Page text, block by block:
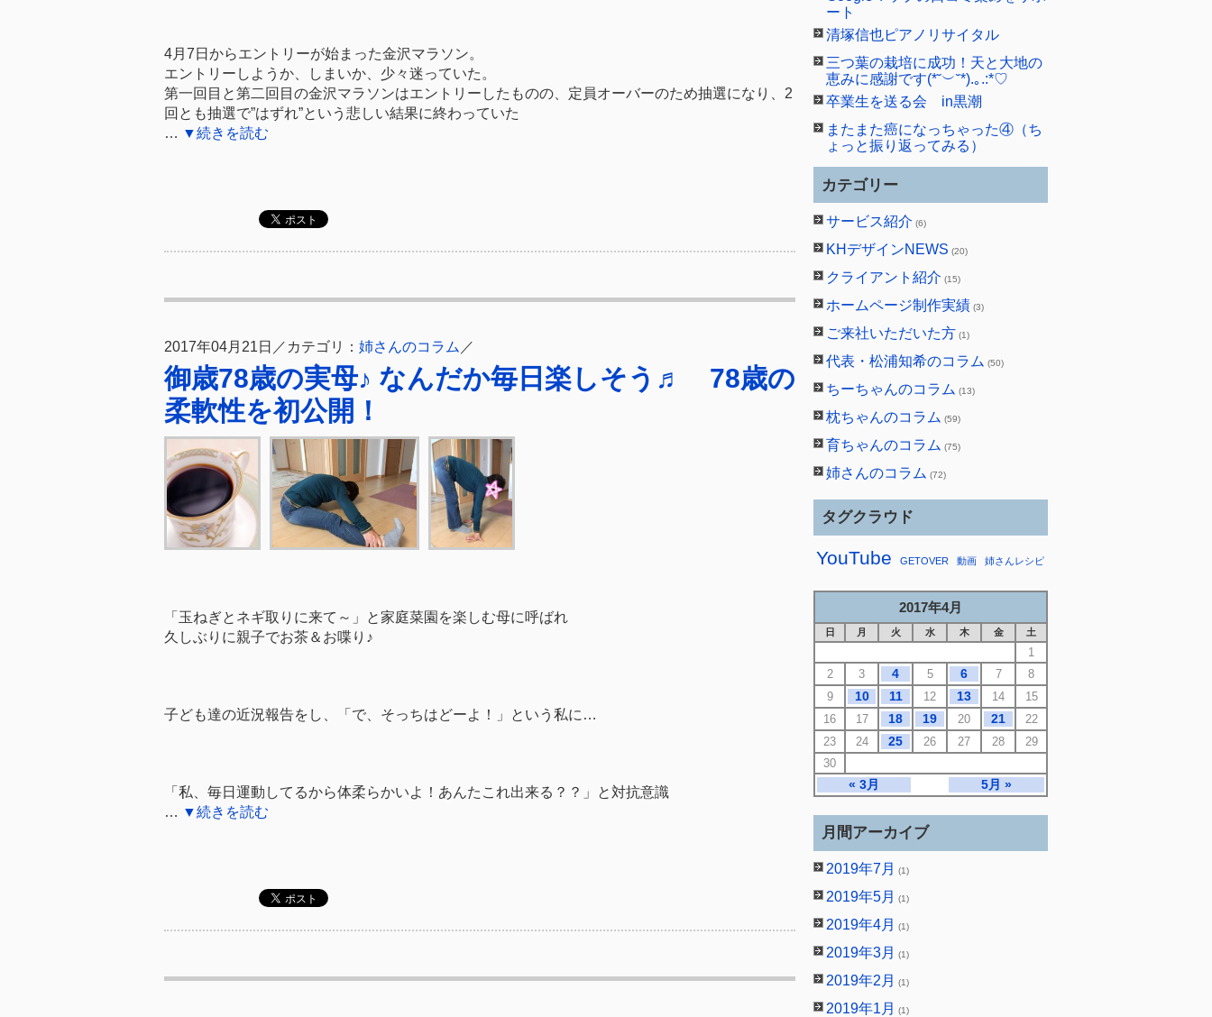
4月7日からエントリーが始まった金沢マラソン。
エントリーしようか、しまいか、少々迷っていた。
第一回目と第二回目の金沢マラソンはエントリーしたものの、定員オーバーのため抽選になり、2
回とも抽選で”はずれ”という悲しい結果に終わっていた
… ▼続きを読む
2017年04月21日／カテゴリ： 姉さんのコラム ／
御歳78歳の実母♪ なんだか毎日楽しそう♬ 78歳の
柔軟性を初公開！
「玉ねぎとネギ取りに来て～」と家庭菜園を楽しむ母に呼ばれ
久しぶりに親子でお茶＆お喋り♪
子ども達の近況報告をし、「で、そっちはどーよ！」という私に…
「私、毎日運動してるから体柔らかいよ！あんたこれ出来る？？」と対抗意識
… ▼続きを読む
ート
清塚信也ピアノリサイタル
三つ葉の栽培に成功！天と大地の
恵みに感謝です(*˘︶˘*).｡.:*♡
卒業生を送る会 in黒潮
またまた癌になっちゃった④（ち
ょっと振り返ってみる）
カテゴリー
サービス紹介 (6)
KHデザインNEWS (20)
クライアント紹介 (15)
ホームページ制作実績 (3)
ご来社いただいた方 (1)
代表・松浦知希のコラム (50)
ちーちゃんのコラム (13)
枕ちゃんのコラム (59)
育ちゃんのコラム (75)
姉さんのコラム (72)
タグクラウド
YouTube GETOVER 動画 姉さんレシピ
2017年4月
日 月 火 水 木 金 土
« 3月 5月 »
1
2
3 4 5 6 7
8
9
10 11 12 13 14
15
16
17 18 19 20 21
22
23
24 25 26 27 28
29
30
月間アーカイブ
2019年7月 (1)
2019年5月 (1)
2019年4月 (1)
2019年3月 (1)
2019年2月 (1)
2019年1月 (1)